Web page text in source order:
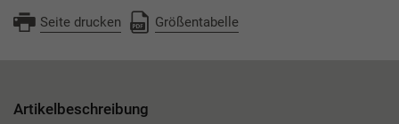
Seite drucken Größentabelle
Artikelbeschreibung